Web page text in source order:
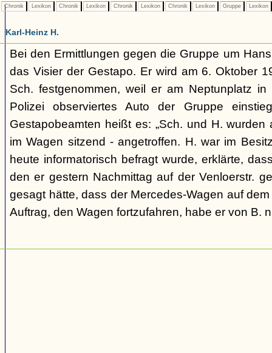
Chronik Lexikon Chronik Lexikon Chronik Lexikon Chronik Lexikon Gruppe Lexikon
Karl-Heinz H.
Bei den Ermittlungen gegen die Gruppe um
das Visier der Gestapo. Er wird am 6. Oktober
Sch. festgenommen, weil er am Neptunplatz
Polizei observiertes Auto der Gruppe
Gestapobeamten heißt es: „Sch. und H.
im Wagen sitzend - angetroffen. H. war im
heute informatorisch befragt wurde, erklärte,
den er gestern Nachmittag auf der Venloerstr.
gesagt hätte, dass der Mercedes-Wagen auf
Auftrag, den Wagen fortzufahren, habe er von B.